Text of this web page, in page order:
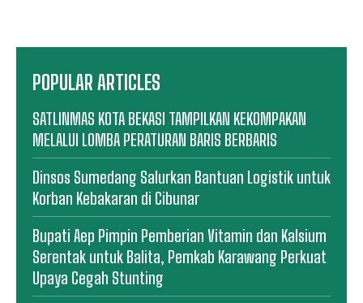
POPULAR ARTICLES
SATLINMAS KOTA BEKASI TAMPILKAN KEKOMPAKAN
MELALUI LOMBA PERATURAN BARIS BERBARIS
Dinsos Sumedang Salurkan Bantuan Logistik untuk
Korban Kebakaran di Cibunar
Bupati Aep Pimpin Pemberian Vitamin dan Kalsium
Serentak untuk Balita, Pemkab Karawang Perkuat
Upaya Cegah Stunting